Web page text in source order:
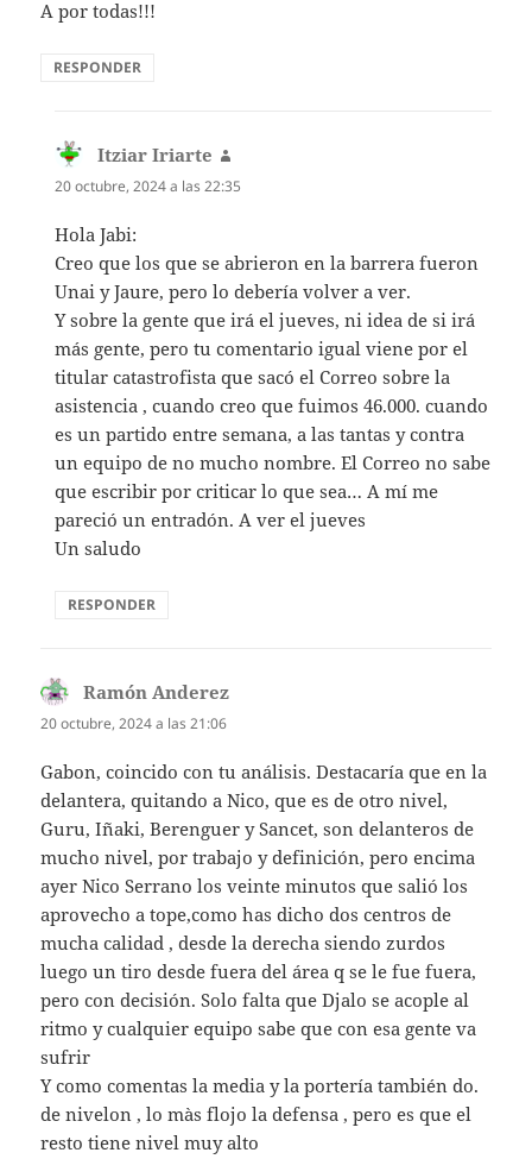
A por todas!!!
RESPONDER
Itziar Iriarte
20 octubre, 2024 a las 22:35
Hola Jabi:
Creo que los que se abrieron en la barrera fueron
Unai y Jaure, pero lo debería volver a ver.
Y sobre la gente que irá el jueves, ni idea de si irá
más gente, pero tu comentario igual viene por el
titular catastrofista que sacó el Correo sobre la
asistencia , cuando creo que fuimos 46.000. cuando
es un partido entre semana, a las tantas y contra
un equipo de no mucho nombre. El Correo no sabe
que escribir por criticar lo que sea… A mí me
pareció un entradón. A ver el jueves
Un saludo
RESPONDER
Ramón Anderez
20 octubre, 2024 a las 21:06
Gabon, coincido con tu análisis. Destacaría que en la
delantera, quitando a Nico, que es de otro nivel,
Guru, Iñaki, Berenguer y Sancet, son delanteros de
mucho nivel, por trabajo y definición, pero encima
ayer Nico Serrano los veinte minutos que salió los
aprovecho a tope,como has dicho dos centros de
mucha calidad , desde la derecha siendo zurdos
luego un tiro desde fuera del área q se le fue fuera,
pero con decisión. Solo falta que Djalo se acople al
ritmo y cualquier equipo sabe que con esa gente va
sufrir
Y como comentas la media y la portería también do.
de nivelon , lo màs flojo la defensa , pero es que el
resto tiene nivel muy alto